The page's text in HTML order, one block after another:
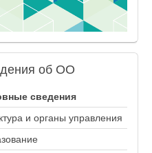
об ОО
сведения
и органы управления